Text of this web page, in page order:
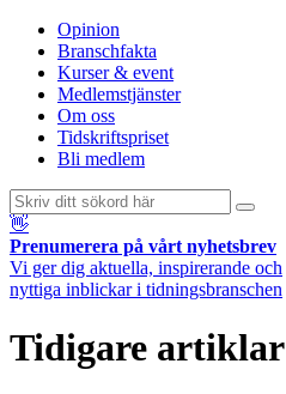
Opinion
Branschfakta
Kurser & event
Medlemstjänster
Om oss
Tidskriftspriset
Bli medlem
👋
Prenumerera på vårt nyhetsbrev
Vi ger dig aktuella, inspirerande och
nyttiga inblickar i tidningsbranschen
Tidigare artiklar